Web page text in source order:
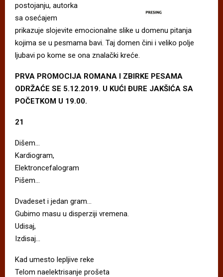
postojanju, autorka
sa osećajem
prikazuje slojevite emocionalne slike u domenu pitanja
kojima se u pesmama bavi. Taj domen čini i veliko polje
ljubavi po kome se ona znalački kreće.
PRVA PROMOCIJA ROMANA I ZBIRKE PESAMA
ODRŽAĆE SE 5.12.2019. U KUĆI ĐURE JAKŠIĆA SA
POČETKOM U 19.00.
21
Dišem…
Kardiogram,
Elektroncefalogram
Pišem…
Dvadeset i jedan gram…
Gubimo masu u disperziji vremena.
Udisaj,
Izdisaj…
Kad umesto lepljive reke
Telom naelektrisanje prošeta